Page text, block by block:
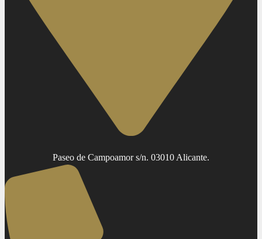
Paseo de Campoamor s/n. 03010 Alicante.